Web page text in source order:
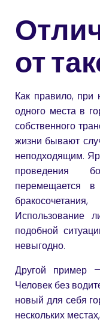
от
Как правило, при
одного места в
собственного
жизни бывают
неподходящим.
проведения
перемещается
Использование
подобной
невыгодно.
Другой пример
Человек без
новый для себя
нескольких